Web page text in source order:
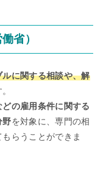
省）
に関する相談や、解
の雇用条件に関する
野を対象に、専門の相
らうことができま